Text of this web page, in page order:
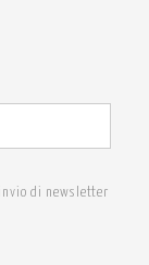
di newsletter